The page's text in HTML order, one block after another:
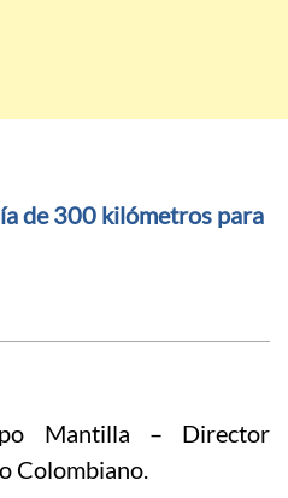
de 300 kilómetros para
Mantilla – Director
Colombiano.